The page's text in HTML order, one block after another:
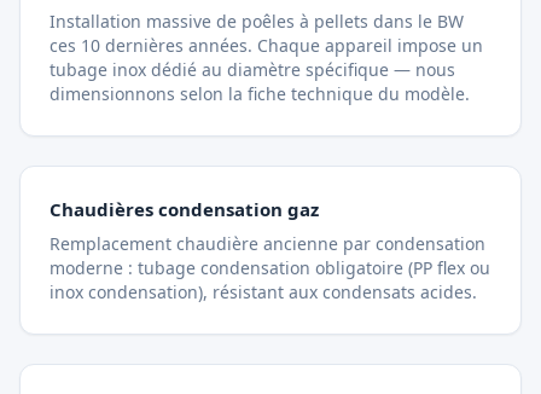
Installation massive de poêles à pellets dans le BW
ces 10 dernières années. Chaque appareil impose un
tubage inox dédié au diamètre spécifique — nous
dimensionnons selon la fiche technique du modèle.
Chaudières condensation gaz
Remplacement chaudière ancienne par condensation
moderne : tubage condensation obligatoire (PP flex ou
inox condensation), résistant aux condensats acides.